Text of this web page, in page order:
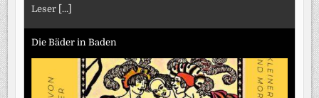
Leser [...]
Die Bäder in Baden